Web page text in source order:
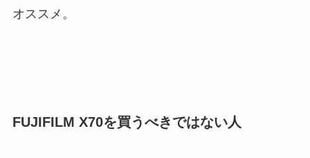
オススメ。
FUJIFILM X70を買うべきではない人